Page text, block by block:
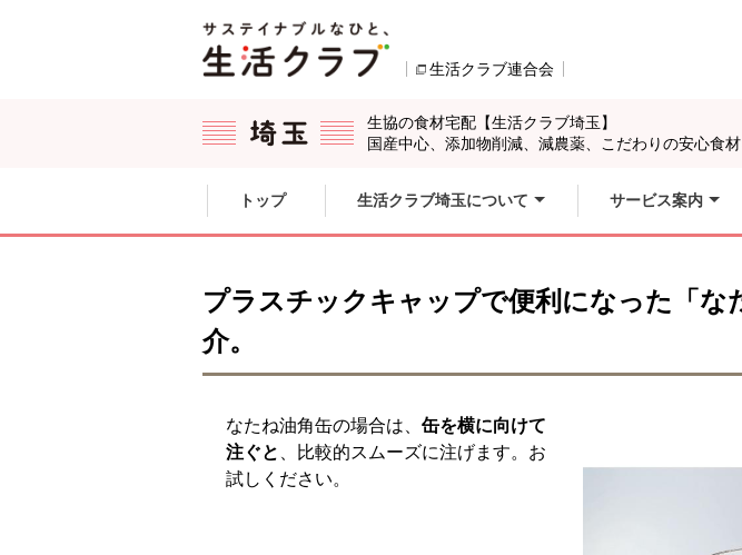
生活クラブ連合会
生協の食材宅配【生活クラブ埼玉】
国産中心、添加物削減、減農薬、こだわりの安心食材
ここからサイト内共通メニューです。
サイト内共通メニューをスキップする
トップ 生活クラブ埼玉について サービス案内
プラスチックキャップで便利になった「な
介。
なたね油角缶の場合は、缶を横に向けて
注ぐと
、比較的スムーズに注げます。お
試しください。